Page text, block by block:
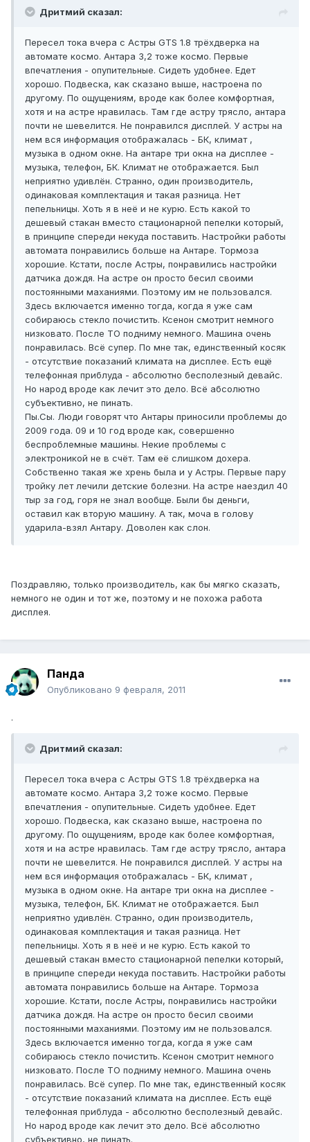
Дритмий сказал:
Пересел тока вчера с Астры GTS 1.8 трёхдверка на
автомате космо. Антара 3,2 тоже космо. Первые
впечатления - опупительные. Сидеть удобнее. Едет
хорошо. Подвеска, как сказано выше, настроена по
другому. По ощущениям, вроде как более комфортная,
хотя и на астре нравилась. Там где астру трясло, антара
почти не шевелится. Не понравился дисплей. У астры на
нем вся информация отображалась - БК, климат ,
музыка в одном окне. На антаре три окна на дисплее -
музыка, телефон, БК. Климат не отображается. Был
неприятно удивлён. Странно, один производитель,
одинаковая комплектация и такая разница. Нет
пепельницы. Хоть я в неё и не курю. Есть какой то
дешевый стакан вместо стационарной пепелки который,
в принципе спереди некуда поставить. Настройки работы
автомата понравились больше на Антаре. Тормоза
хорошие. Кстати, после Астры, понравились настройки
датчика дождя. На астре он просто бесил своими
постоянными маханиями. Поэтому им не пользовался.
Здесь включается именно тогда, когда я уже сам
собираюсь стекло почистить. Ксенон смотрит немного
низковато. После ТО подниму немного. Машина очень
понравилась. Всё супер. По мне так, единственный косяк
- отсутствие показаний климата на дисплее. Есть ещё
телефонная приблуда - абсолютно бесполезный девайс.
Но народ вроде как лечит это дело. Всё абсолютно
субъективно, не пинать.
Пы.Сы. Люди говорят что Антары приносили проблемы до
2009 года. 09 и 10 год вроде как, совершенно
беспроблемные машины. Некие проблемы с
электроникой не в счёт. Там её слишком дохера.
Собственно такая же хрень была и у Астры. Первые пару
тройку лет лечили детские болезни. На астре наездил 40
тыр за год, горя не знал вообще. Были бы деньги,
оставил как вторую машину. А так, моча в голову
ударила-взял Антару. Доволен как слон.
Поздравляю, только производитель, как бы мягко сказать,
немного не один и тот же, поэтому и не похожа работа
дисплея.
Панда
Опубликовано 9 февраля, 2011
.
Дритмий сказал:
Пересел тока вчера с Астры GTS 1.8 трёхдверка на
автомате космо. Антара 3,2 тоже космо. Первые
впечатления - опупительные. Сидеть удобнее. Едет
хорошо. Подвеска, как сказано выше, настроена по
другому. По ощущениям, вроде как более комфортная,
хотя и на астре нравилась. Там где астру трясло, антара
почти не шевелится. Не понравился дисплей. У астры на
нем вся информация отображалась - БК, климат ,
музыка в одном окне. На антаре три окна на дисплее -
музыка, телефон, БК. Климат не отображается. Был
неприятно удивлён. Странно, один производитель,
одинаковая комплектация и такая разница. Нет
пепельницы. Хоть я в неё и не курю. Есть какой то
дешевый стакан вместо стационарной пепелки который,
в принципе спереди некуда поставить. Настройки работы
автомата понравились больше на Антаре. Тормоза
хорошие. Кстати, после Астры, понравились настройки
датчика дождя. На астре он просто бесил своими
постоянными маханиями. Поэтому им не пользовался.
Здесь включается именно тогда, когда я уже сам
собираюсь стекло почистить. Ксенон смотрит немного
низковато. После ТО подниму немного. Машина очень
понравилась. Всё супер. По мне так, единственный косяк
- отсутствие показаний климата на дисплее. Есть ещё
телефонная приблуда - абсолютно бесполезный девайс.
Но народ вроде как лечит это дело. Всё абсолютно
субъективно, не пинать.